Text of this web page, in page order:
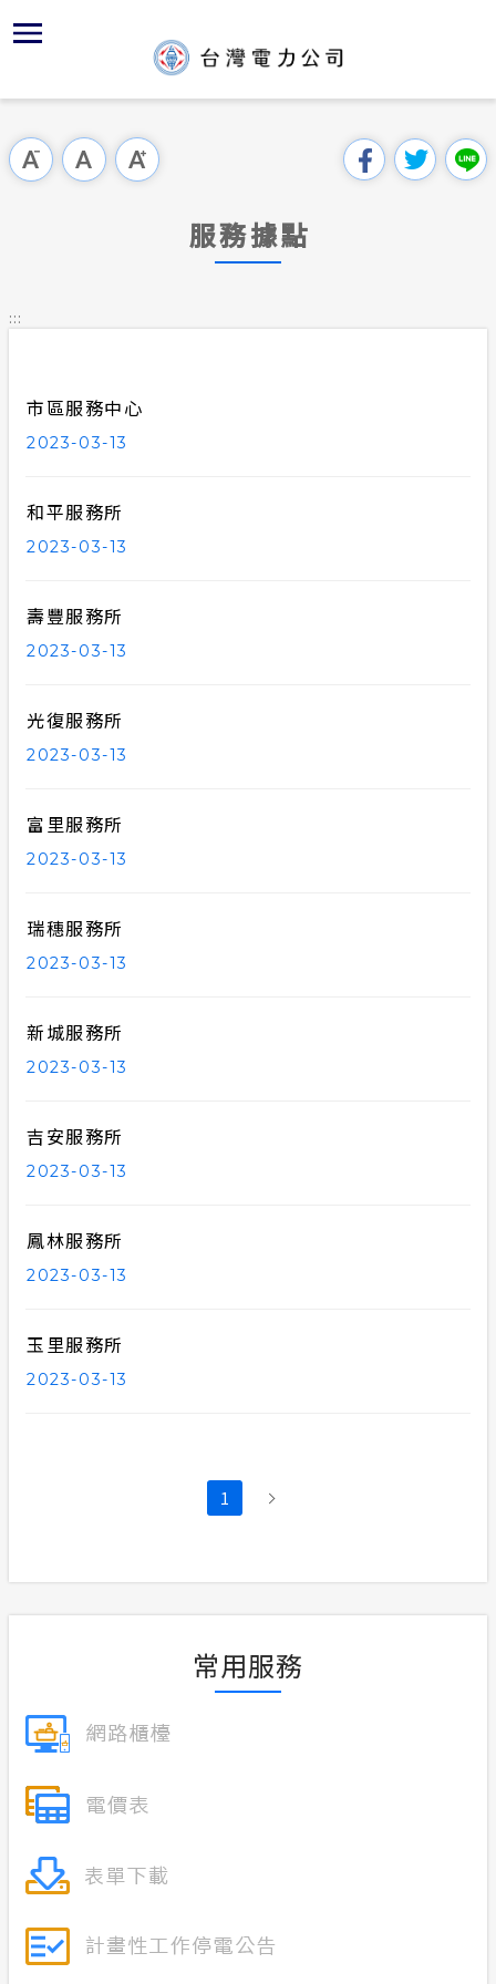
到
容
區
跳過此工具列
服務據點
:::
市區服務中心
2023-03-13
和平服務所
2023-03-13
壽豐服務所
2023-03-13
光復服務所
2023-03-13
富里服務所
2023-03-13
瑞穗服務所
2023-03-13
新城服務所
2023-03-13
吉安服務所
2023-03-13
鳳林服務所
2023-03-13
玉里服務所
2023-03-13
1
常用服務